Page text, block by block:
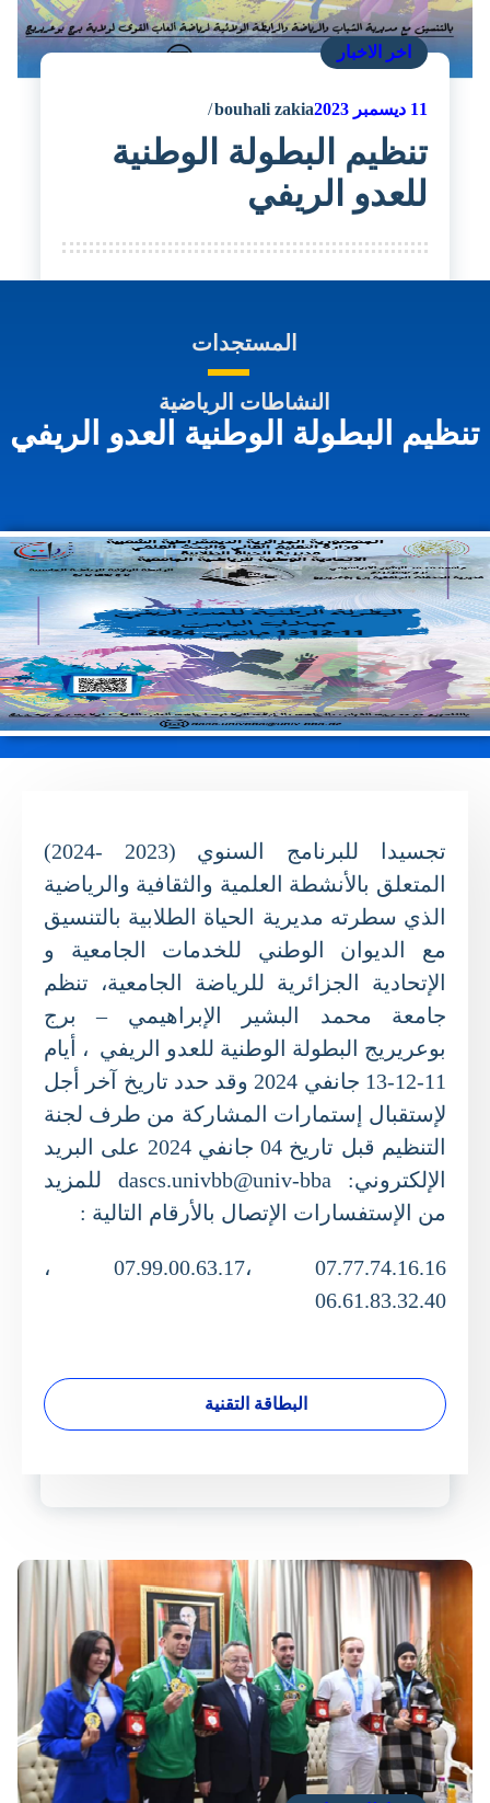
اخر الاخبار
11ديسمبر 2023 bouhali zakia
تنظيم البطولة الوطنية
للعدو الريفي
المستجدات
النشاطات الرياضية
تنظيم البطولة الوطنية العدو الريفي
تجسيدا للبرنامج السنوي (2023 -2024)
لمتعلق بالأنشطة العلمية والثقافية والرياضية
الذي سطرته مديرية الحياة الطلابية بالتنسيق
مع الديوان الوطني للخدمات الجامعية و
الإتحادية
الجزائرية للرياضة الجامعية، تنظم
جامعة محمد البشير الإبراهيمي – برج
بوعريريج البطولة الوطنية للعدو الريفي، أيام
11-12-13 جانفي 2024
وقد حدد تاريخ آخر أجل
لإستقبال إستمارات المشاركة من طرف لجنة
التنظيم قبل تاريخ 04 جانفي
2024 على البريد
الإلكتروني: dascs.univbb@univ-bba للمزيد
من الإستفسارات الإتصال بالأرقامالتالية :
07.77.74.16.16 ،07.99.00.63.17 ،
06.61.83.32.40
البطاقة التقنية